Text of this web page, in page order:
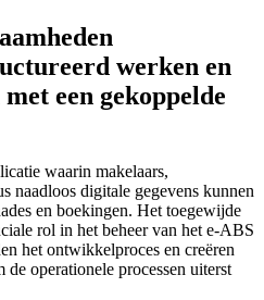
werken en
een gekoppelde
waarin makelaars,
naadloos digitale gegevens kunnen
en boekingen. Het toegewijde
rol in het beheer van het e-ABS
het ontwikkelproces en creëren
operationele processen uiterst